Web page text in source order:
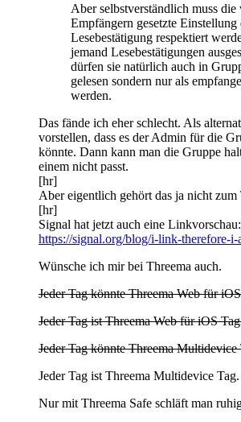
Aber selbstverständlich muss die
Empfängern gesetzte Einstellung
Lesebestätigung respektiert
jemand Lesebestätigungen
dürfen sie natürlich auch in
gelesen sondern nur als
werden.
Das fände ich eher schlecht. Als
vorstellen, dass es der Admin für die
könnte. Dann kann man die Gruppe
einem nicht passt.
[hr]
Aber eigentlich gehört das ja nicht zum
[hr]
Signal hat jetzt auch eine Linkvorschau:
https://signal.org/blog/i-link-therefore-i-
Wünsche ich mir bei Threema auch.
Jeder Tag könnte Threema Web für
Jeder Tag ist Threema Web für iOS
Jeder Tag könnte Threema Multidevice
Jeder Tag ist Threema Multidevice Tag.
Nur mit Threema Safe schläft man